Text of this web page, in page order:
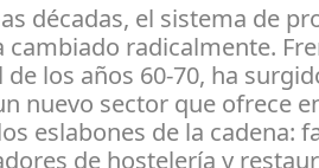
décadas, el sistema de
cambiado radicalmente.
los años 60-70, ha
nuevo sector que ofrece
eslabones de la cadena:
de hostelería y